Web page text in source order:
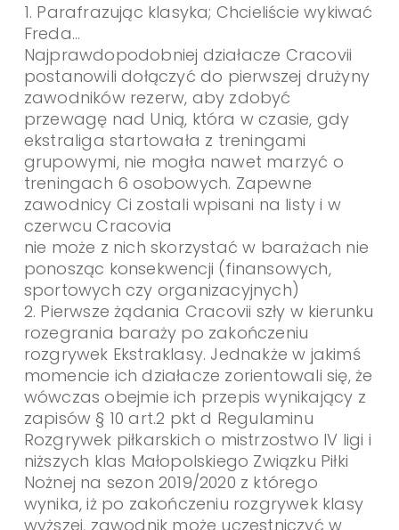
1. Parafrazując klasyka; Chcieliście wykiwać
Freda…
Najprawdopodobniej działacze Cracovii
postanowili dołączyć do pierwszej drużyny
zawodników rezerw, aby zdobyć
przewagę nad Unią, która w czasie, gdy
ekstraliga startowała z treningami
grupowymi, nie mogła nawet marzyć o
treningach 6 osobowych. Zapewne
zawodnicy Ci zostali wpisani na listy i w
czerwcu Cracovia
nie może z nich skorzystać w barażach nie
ponosząc konsekwencji (finansowych,
sportowych czy organizacyjnych)
2. Pierwsze żądania Cracovii szły w kierunku
rozegrania baraży po zakończeniu
rozgrywek Ekstraklasy. Jednakże w jakimś
momencie ich działacze zorientowali się, że
wówczas obejmie ich przepis wynikający z
zapisów § 10 art.2 pkt d Regulaminu
Rozgrywek piłkarskich o mistrzostwo IV ligi i
niższych klas Małopolskiego Związku Piłki
Nożnej na sezon 2019/2020 z którego
wynika, iż po zakończeniu rozgrywek klasy
wyższej, zawodnik może uczestniczyć w